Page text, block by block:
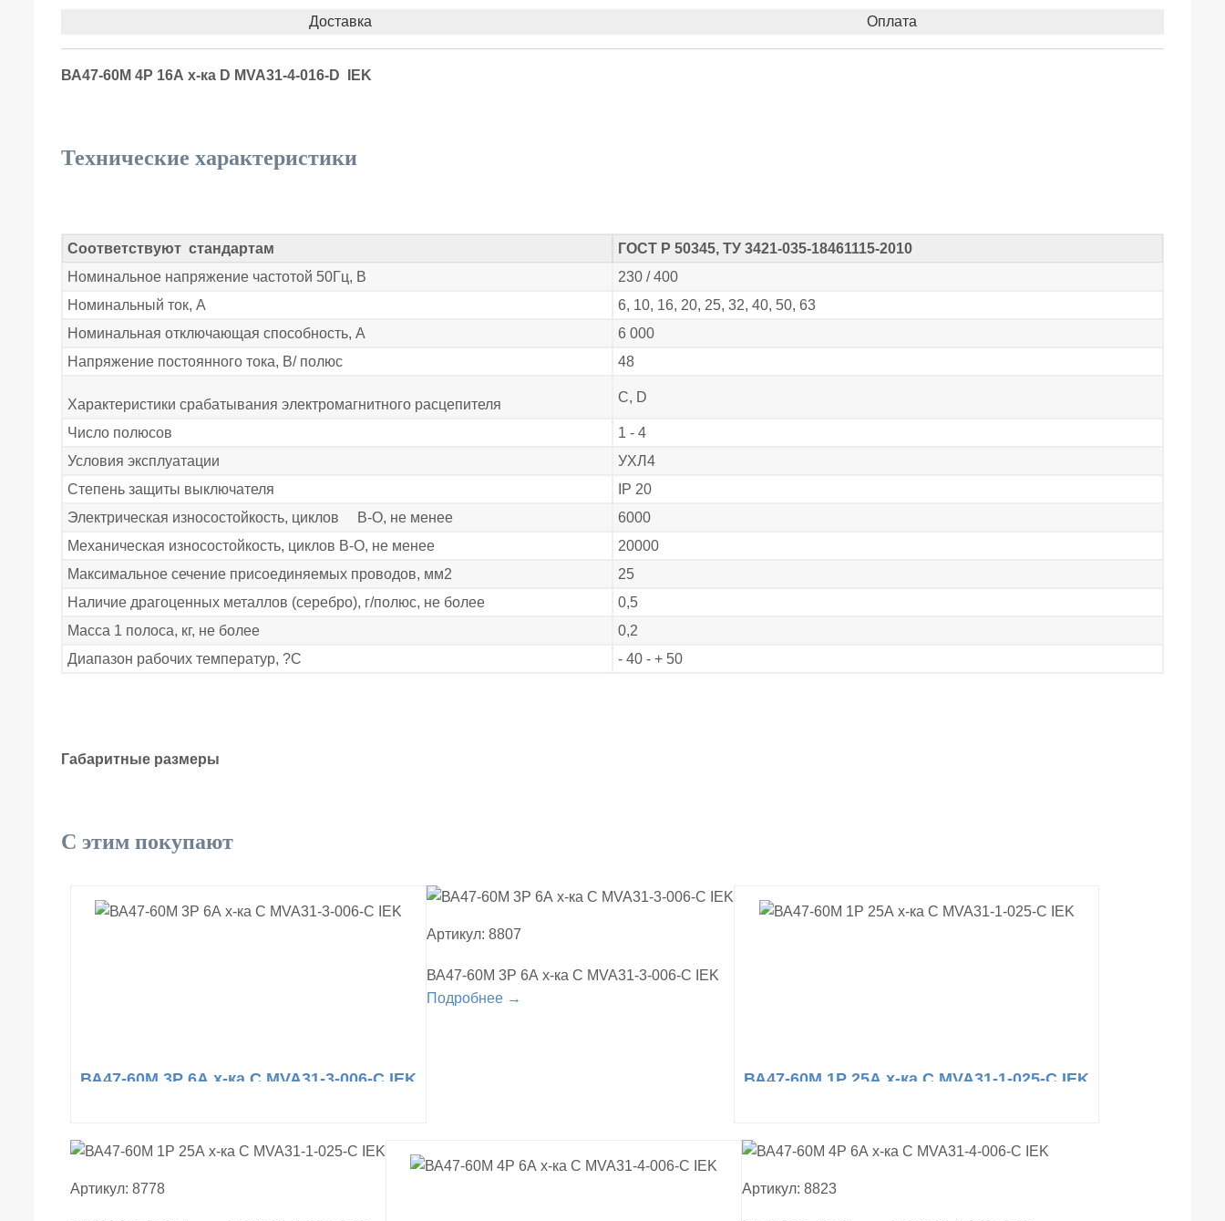
Доставка Оплата
ВА47-60М 4Р 16А х-ка D MVA31-4-016-D IEK
Технические характеристики
Соответствуют стандартам
ГОСТ Р 50345, ТУ 3421-035-18461115-2010
Номинальное напряжение частотой 50Гц, В
230 / 400
Номинальный ток, А
6, 10, 16, 20, 25, 32, 40, 50, 63
Номинальная отключающая способность, А
6 000
Напряжение постоянного тока, В/ полюс
48
Характеристики срабатывания электромагнитного расцепителя С, D
Число полюсов
1 - 4
Условия эксплуатации
УХЛ4
Степень защиты выключателя
IP 20
Электрическая износостойкость, циклов В-О, не менее
6000
Механическая износостойкость, циклов В-О, не менее
20000
Максимальное сечение присоединяемых проводов, мм2
25
Наличие драгоценных металлов (серебро), г/полюс, не более
0,5
Масса 1 полоса, кг, не более
0,2
Диапазон рабочих температур, ?С
- 40 - + 50
Габаритные размеры
С этим покупают
ВА47-60М 3Р 6А х-ка С MVA31-3-006-С IEK
Артикул: 8807
ВА47-60М 3Р 6А х-ка С MVA31-3-006-С IEK
Подробнее →
ВА47-60М 1Р 25А х-ка С MVA31-1-025-С IEK
Артикул: 8778 Артикул: 8823